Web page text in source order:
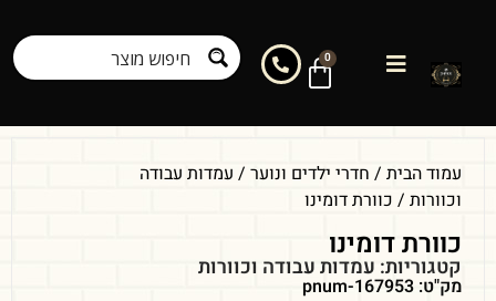
0
עמוד הבית / חדרי ילדים ונוער / עמדות עבודה
וכוורות / כוורת דומינו
כוורת דומינו
קטגוריות: עמדות עבודה וכוורות
מק"ט: pnum-167953